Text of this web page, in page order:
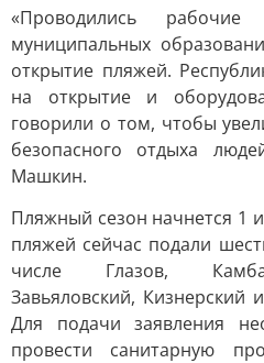
«Проводились
муниципальных
открытие пляжей.
на открытие и
говорили о том, чтобы
безопасного отдыха
Машкин.
Пляжный сезон начнется 1
пляжей сейчас подали
числе Глазов,
Завьяловский, Кизнерский
Для подачи заявления
провести санитарную